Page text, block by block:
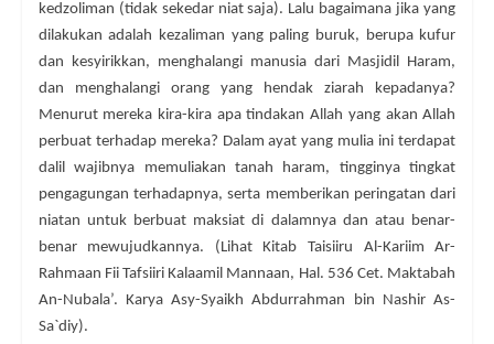
kedzoliman (tidak sekedar niat saja). Lalu bagaimana jika yang
dilakukan adalah kezaliman yang paling buruk, berupa kufur
dan kesyirikkan, menghalangi manusia dari Masjidil Haram,
dan menghalangi orang yang hendak ziarah kepadanya?
Menurut mereka kira-kira apa tindakan Allah yang akan Allah
perbuat terhadap mereka? Dalam ayat yang mulia ini terdapat
dalil wajibnya memuliakan tanah haram, tingginya tingkat
pengagungan terhadapnya, serta memberikan peringatan dari
niatan untuk berbuat maksiat di dalamnya dan atau benar-
benar mewujudkannya. (Lihat Kitab Taisiiru Al-Kariim Ar-
Rahmaan Fii Tafsiiri Kalaamil Mannaan, Hal. 536 Cet. Maktabah
An-Nubala’. Karya Asy-Syaikh Abdurrahman bin Nashir As-
Sa`diy).